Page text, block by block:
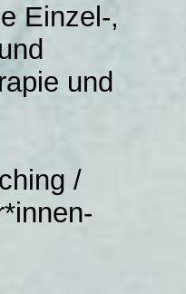
Einzel-,
und
/